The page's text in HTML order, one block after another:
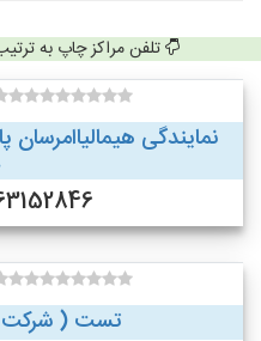
تلفن مراکز چاپ به
نمایندگی هیمالیاامرسان
...
09163152846
تست ( شرکت